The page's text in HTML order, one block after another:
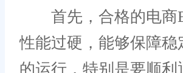
首先，合格的电商
性能过硬，能够保障稳
的运行，特别是要顺利